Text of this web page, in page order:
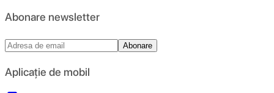
Abonare newsletter
Abonare
Aplicație de mobil